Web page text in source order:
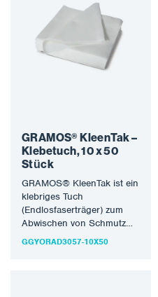
GRAMOS® KleenTak –
Klebetuch, 10 x 50
Stück
GRAMOS® KleenTak ist ein
klebriges Tuch
(Endlosfaserträger) zum
Abwischen von Schmutz
kurz vor dem Lackieren.
GGYORAD3057-10X50